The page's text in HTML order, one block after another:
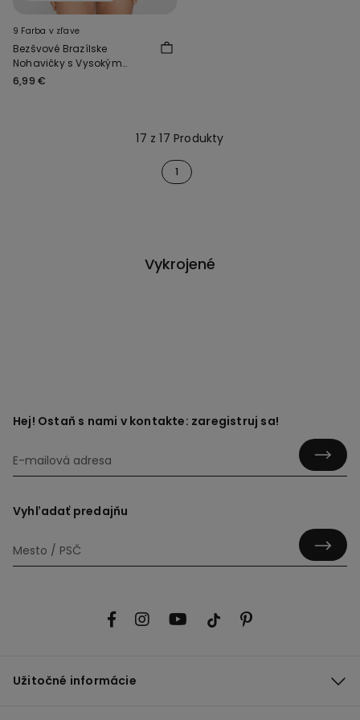
9 Farba v zľave
Bezšvové Brazílske
Nohavičky s Vysokým
Vykrojením z
6,99 €
17 z 17 Produkty
1
Vykrojené
Hej! Ostaň s nami v kontakte: zaregistruj sa!
Vyhľadať predajňu
Užitočné informácie